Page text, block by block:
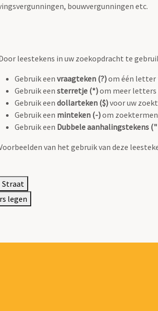
bouwvergunningen etc.
leestekens in uw zoekopdracht te
Gebruik een vraagteken (?)om één letter
Gebruik een sterretje (*)om meer letters
Gebruik een dollarteken ($)voor uw
Gebruik een minteken (-)om
Gebruik een Dubbele aanhalingstekens
van het gebruik van deze
Straat
legen